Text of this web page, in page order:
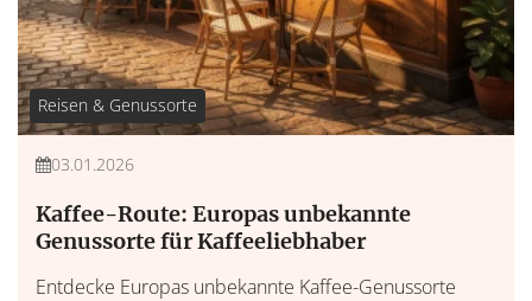
Reisen & Genussorte
03.01.2026
Kaffee-Route: Europas unbekannte
Genussorte für Kaffeeliebhaber
Entdecke Europas unbekannte Kaffee-Genussorte